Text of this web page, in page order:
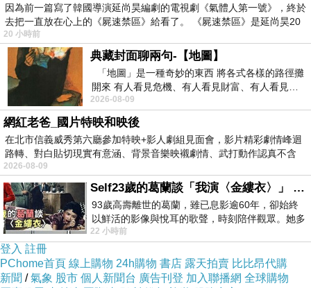
帶著一絲
溫柔，靜靜
伴著沉思
遠方
與寂靜相交的界線
吐出的音調
是否與我相知的生命
產生共鳴合唱
醒時的漣漪驚動湖色
或許，未歸的夕陽
如微風，鮮活展示
跨越歲月的平靜
傾身傾聽
沁入人心的光影
小洋子
荷塘詩韻 二
因為前一篇寫了韓國導演延尚昊編劇的電視劇《氣體人第一號》，終於
去把一直放在心上的《屍速禁區》給看了。 《屍速禁區》是延尚昊20
20 小時前
典藏封面聊兩句-【地圖】
「地圖」是一種奇妙的東西 將各式各樣的路徑攤
開來 有人看見危機、有人看見財富、有人看見…
從中可以發掘出不同的
2026-08-09
網紅老爸_國片特映和映後
在北市信義威秀第六廳參加特映+影人劇組見面會，影片精彩劇情峰迴
路轉、對白貼切現實有意涵、背景音樂映襯劇情、武打動作認真不含
糊、
2026-08-09
Self23歲的葛蘭談「我演〈金縷衣〉」 #戀上老電影 #粟子 #葛蘭
93歲高壽離世的葛蘭，雖已息影逾60年，卻始終
以鮮活的影像與悅耳的歌聲，時刻陪伴觀眾。她多
才多藝、陽光開朗的形象，不僅保留在電影
22 小時前
登入 註冊
PChome首頁 線上購物 24h購物 書店 露天拍賣 比比昂代購
新聞 /氣象 股市 個人新聞台 廣告刊登 加入聯播網 全球購物